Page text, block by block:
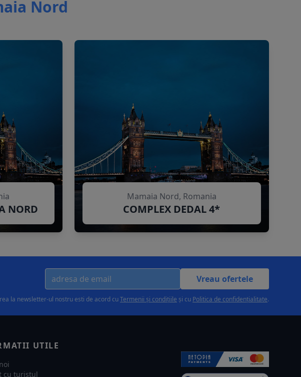
Nord
NORD
Mamaia Nord, Romania
COMPLEX DEDAL 4*
Vreau ofertele
la newsletter-ul nostru esti de acord cuTermenii și condițiile și cu Politica de confidențialitate.
UTILE
cu turistul